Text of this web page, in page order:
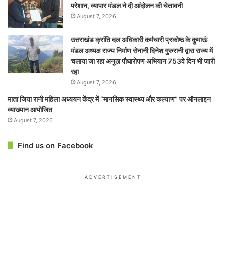
परेशान, व्यापार मंडल ने दी आंदोलन की चेतावनी
August 7, 2026
उत्तराखंड क्रांति दल अधिकारी कर्मचारी प्रकोष्ठ के कुमाऊं
मंडल अध्यक्ष राज्य निर्माण सेनानी दिनेश गुरुरानी द्वारा राज्य में
चलाया जा रहा अनूठा पौधारोपण अभियान 753वे दिन भी जारी
रहा
August 7, 2026
माता जिया रानी महिला अध्ययन केंद्र में “मानसिक स्वास्थ्य और कल्याण” पर ऑनलाइन
व्याख्यान आयोजित
August 7, 2026
Find us on Facebook
ADVERTISEMENT